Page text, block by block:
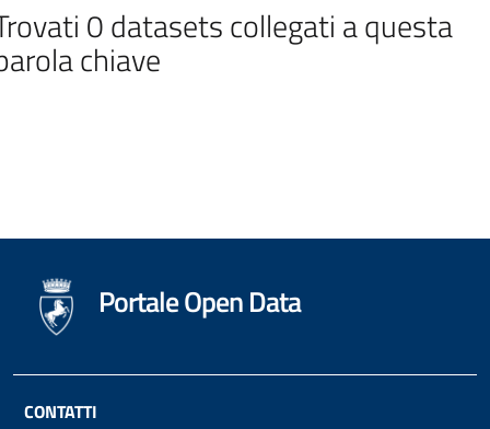
0datasets collegati a questa
chiave
Portale Open Data
CONTATTI